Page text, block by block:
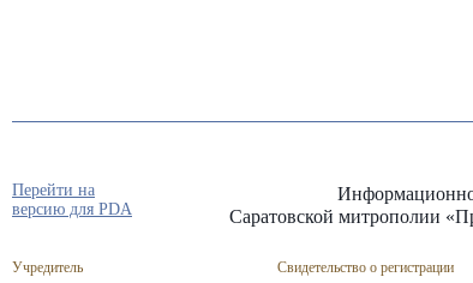
Саратовской митрополии
Учредитель Свидетельство о регистрации
Перейти на
версию для PDA